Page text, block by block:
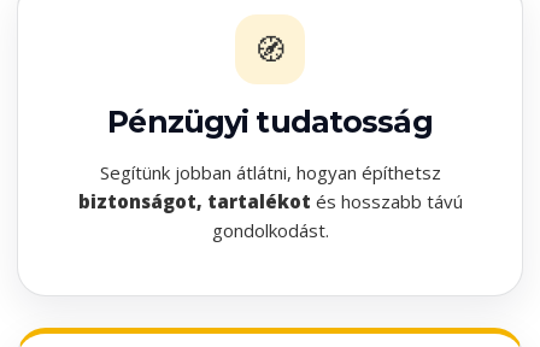
🧭
Pénzügyi tudatosság
Segítünk jobban átlátni, hogyan építhetsz
biztonságot, tartalékot és hosszabb távú
gondolkodást.